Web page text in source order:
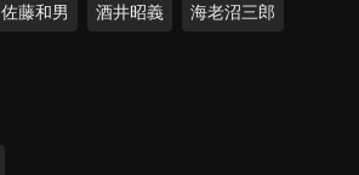
佐藤和男 酒井昭義 海老沼三郎